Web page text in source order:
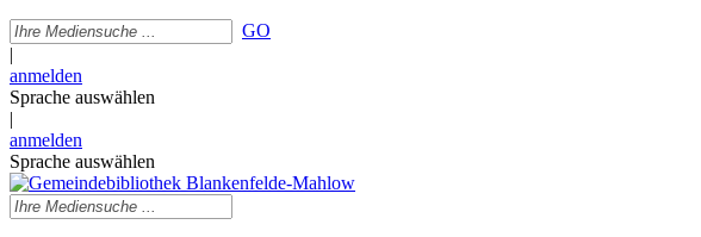
GO
|
anmelden
Sprache auswählen
|
anmelden
Sprache auswählen